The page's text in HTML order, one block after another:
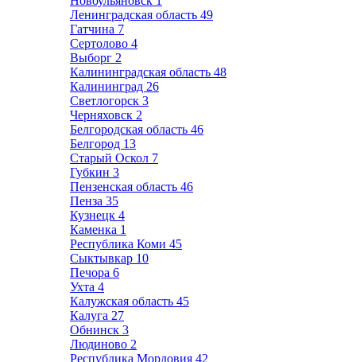
Ленинградская область 49
Гатчина 7
Сертолово 4
Выборг 2
Калининградская область 48
Калининград 26
Светлогорск 3
Черняховск 2
Белгородская область 46
Белгород 13
Старый Оскол 7
Губкин 3
Пензенская область 46
Пенза 35
Кузнецк 4
Каменка 1
Республика Коми 45
Сыктывкар 10
Печора 6
Ухта 4
Калужская область 45
Калуга 27
Обнинск 3
Людиново 2
Республика Мордовия 42